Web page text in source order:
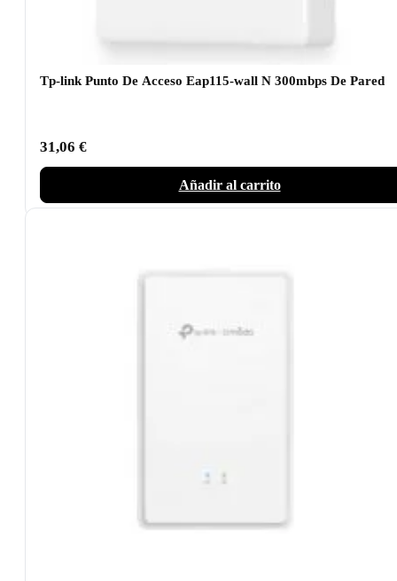
Tp-link Punto De Acceso Eap115-wall N 300mbps De Pared
31,06 €
Añadir al carrito